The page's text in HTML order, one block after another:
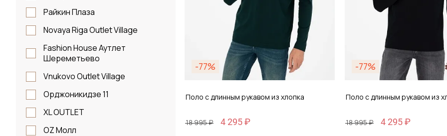
Райкин Плаза
Novaya Riga Outlet Village
Fashion House Аутлет
Шереметьево
Vnukovo Outlet Village
Орджоникидзе 11
XL OUTLET
OZ Молл
-77%
Поло с длинным рукавом из хлопка
18 995 ₽ 4 295 ₽
-77%
Поло с длинным рукавом из
18 995 ₽ 4 295 ₽